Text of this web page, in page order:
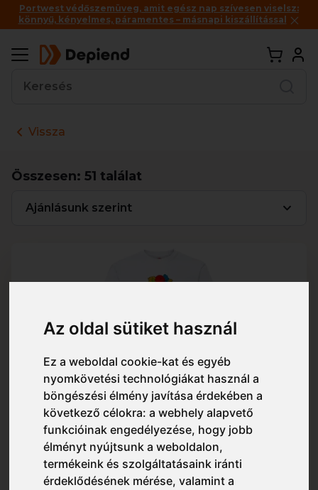
Az oldal sütiket használ
Ez a weboldal cookie-kat és egyéb
nyomkövetési technológiákat használ a
böngészési élmény javítása érdekében a
következő célokra:a webhely alapvető
funkcióinak engedélyezése, hogy jobb
élményt nyújtsunk a weboldalon,
termékeink és szolgáltatásaink iránti
érdeklődésének mérése, valamint a
Portwest védőszemüveg, amit egész nap szívesen viselsz:
könnyű, kényelmes, páramentes – másnapi kiszállítással
Vissza
Összesen: 51 találat
Ajánlásunk szerint
Fruit of the Loom
Fruit of the Loom 011422A FoL Vintage
Premium T
Nettó: 1 824 Ft